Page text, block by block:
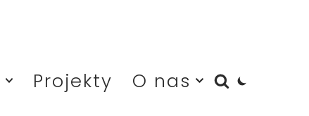
Projekty O nas